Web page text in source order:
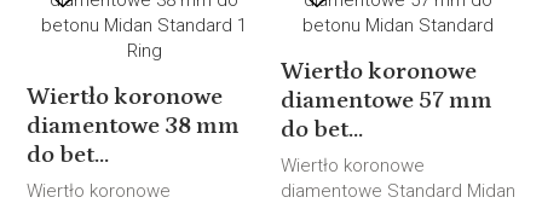
Wiertło koronowe
diamentowe 38 mm
do bet...
Wiertło koronowe
Wiertło koronowe
diamentowe 57 mm
do bet...
Wiertło koronowe
diamentowe Standard Midan